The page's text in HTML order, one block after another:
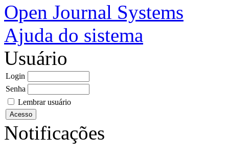
Open Journal Systems
Ajuda do sistema
Usuário
Login
Senha
Lembrar usuário
Notificações